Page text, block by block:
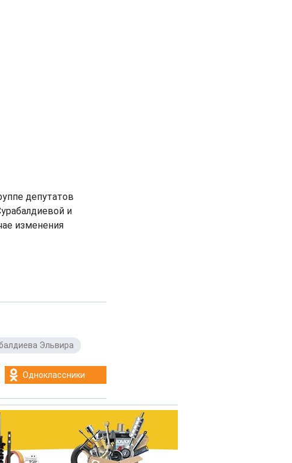
депутатов
и
изменения
Эльвира
Одноклассники